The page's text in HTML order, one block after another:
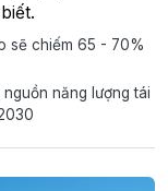
sẽ chiếm 65 - 70%
năng lượng tái